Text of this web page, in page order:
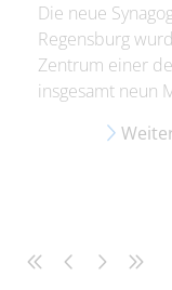
Die neue
Regensburg
Zentrum einer
insgesamt neun